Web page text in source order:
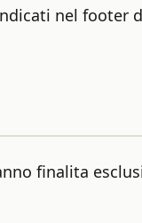
nel footer
finalita